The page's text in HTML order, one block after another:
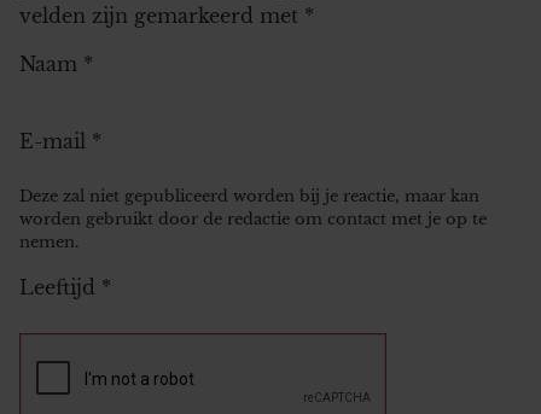
velden zijn gemarkeerd met *
Naam *
E-mail *
Deze zal niet gepubliceerd worden bij je reactie, maar kan
worden gebruikt door de redactie om contact met je op te
nemen.
Leeftijd *